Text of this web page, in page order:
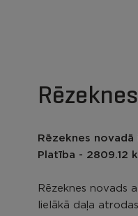
Rēzeknes novadā
Platība - 2809.12
Rēzeknes novads
lielākā daļa